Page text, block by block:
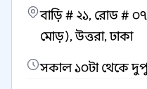
বাড়ি # ২১, রোড #
মোড়), উত্তরা, ঢাকা
সকাল ১০টা থেকে